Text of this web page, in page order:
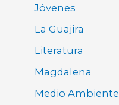
Jóvenes
La Guajira
Literatura
Magdalena
Medio Ambiente